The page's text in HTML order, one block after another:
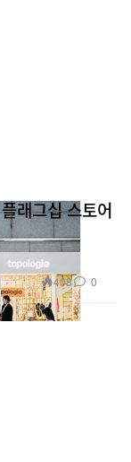
래그십 스토어
408 0